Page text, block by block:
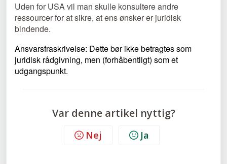
Uden for USA vil man skulle konsultere andre
ressourcer for at sikre, at ens ønsker er juridisk
bindende.
Ansvarsfraskrivelse: Dette bør ikke betragtes som
juridisk rådgivning, men (forhåbentligt) som et
udgangspunkt.
Var denne artikel nyttig?
Nej Ja